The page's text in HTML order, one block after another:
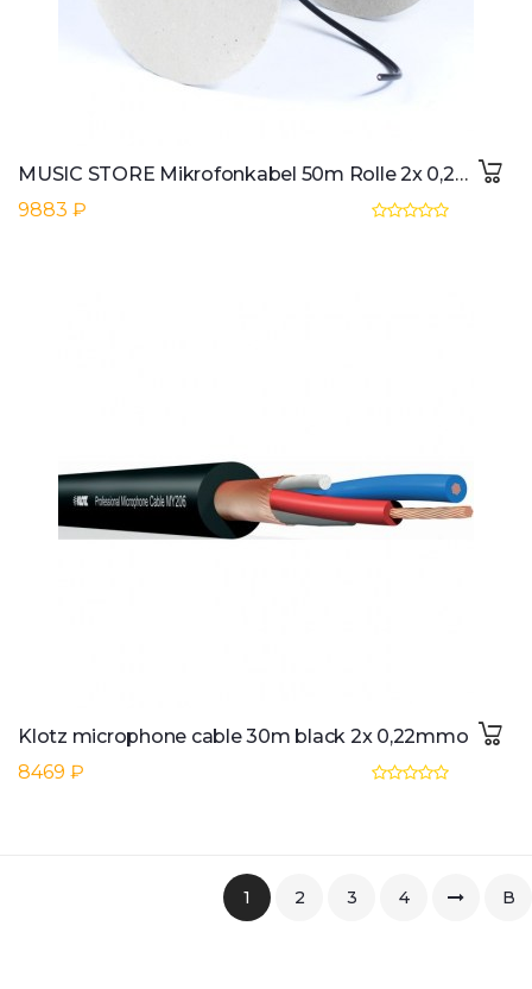
MUSIC STORE Mikrofonkabel 50m Rolle 2x 0,22mmo
9883 ₽
Klotz microphone cable 30m black 2x 0,22mmo
8469 ₽
1 2 3 4 В